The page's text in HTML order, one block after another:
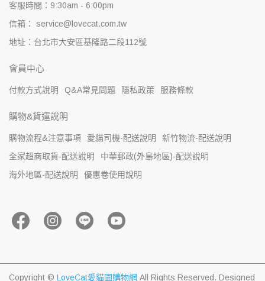
客服時間：9:30am - 6:00pm
信箱： service@lovecat.com.tw
地址：台北市大安區基隆路二段112號
會員中心
付款方式說明 Q&A常見問題 隱私政策 服務條款
購物&貨運說明
購物流程&注意事項 愛貓司機-配送說明
新竹物流-配送說明
全家超商取貨-配送說明
中華郵政(外島地區)-配送說明
海外地區-配送說明
優惠卷使用說明
Copyright © LoveCat愛貓園購物網 All Rights Reserved. Designed